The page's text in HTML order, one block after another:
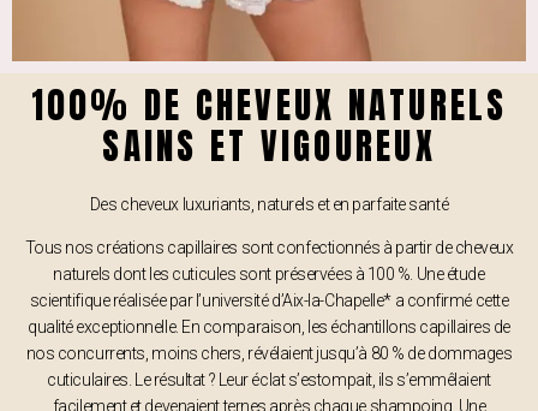
100% DE CHEVEUX NATURELS
SAINS ET VIGOUREUX
Des cheveux luxuriants, naturels et en parfaite santé
Tous nos créations capillaires sont confectionnés à partir de cheveux
naturels dont les cuticules sont préservées à 100 %. Une étude
scientifique réalisée par l’université d’Aix-la-Chapelle* a confirmé cette
qualité exceptionnelle. En comparaison, les échantillons capillaires de
nos concurrents, moins chers, révélaient jusqu’à 80 % de dommages
cuticulaires. Le résultat ? Leur éclat s’estompait, ils s’emmêlaient
facilement et devenaient ternes après chaque shampoing. Une